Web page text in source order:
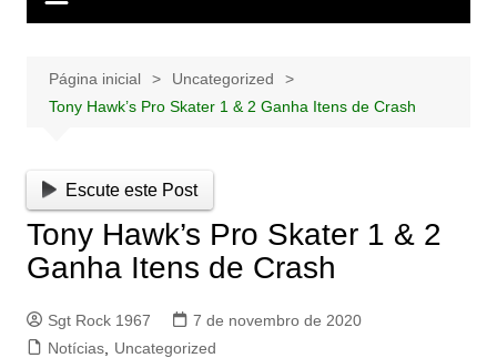
Página inicial
Uncategorized
Tony Hawk’s Pro Skater 1 & 2 Ganha Itens de Crash
Escute este Post
Tony Hawk’s Pro Skater 1 & 2
Ganha Itens de Crash
Sgt Rock 1967
7 de novembro de 2020
Notícias, Uncategorized